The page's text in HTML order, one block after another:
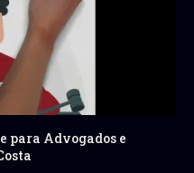
para Advogados e